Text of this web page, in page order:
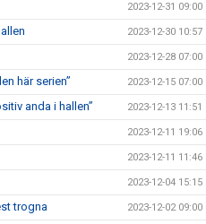
2023-12-31 09:00
2023-12-30 10:57
2023-12-28 07:00
här serien” 2023-12-15 07:00
anda i hallen” 2023-12-13 11:51
2023-12-11 19:06
2023-12-11 11:46
2023-12-04 15:15
trogna 2023-12-02 09:00